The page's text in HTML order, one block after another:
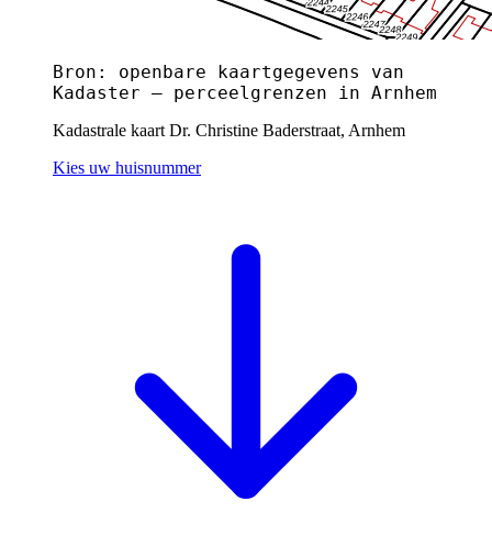
Bron: openbare kaartgegevens van
Kadaster — perceelgrenzen in Arnhem
Kadastrale kaart Dr. Christine Baderstraat, Arnhem
Kies uw huisnummer